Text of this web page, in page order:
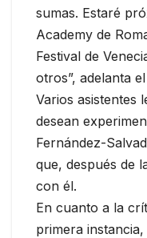
sumas. Estaré
Academy de
Festival de
otros”, adelanta
Varios asistentes
desean
Fernández-
que, después de
con él.
En cuanto a la
primera